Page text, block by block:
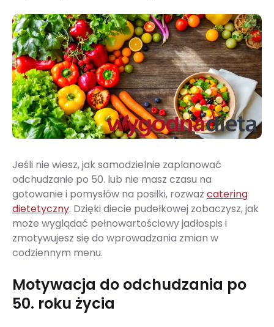
Jeśli nie wiesz, jak samodzielnie zaplanować
odchudzanie po 50. lub nie masz czasu na
gotowanie i pomysłów na posiłki, rozważ catering
dietetyczny. Dzięki diecie pudełkowej zobaczysz, jak
może wyglądać pełnowartościowy jadłospis i
zmotywujesz się do wprowadzania zmian w
codziennym menu.
Motywacja do odchudzania po
50. roku życia